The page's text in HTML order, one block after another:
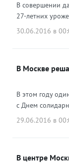
В совершении
27-летних
30.06.2016 в
В Москве
В этом году
с Днем
29.06.2016 в
В центре